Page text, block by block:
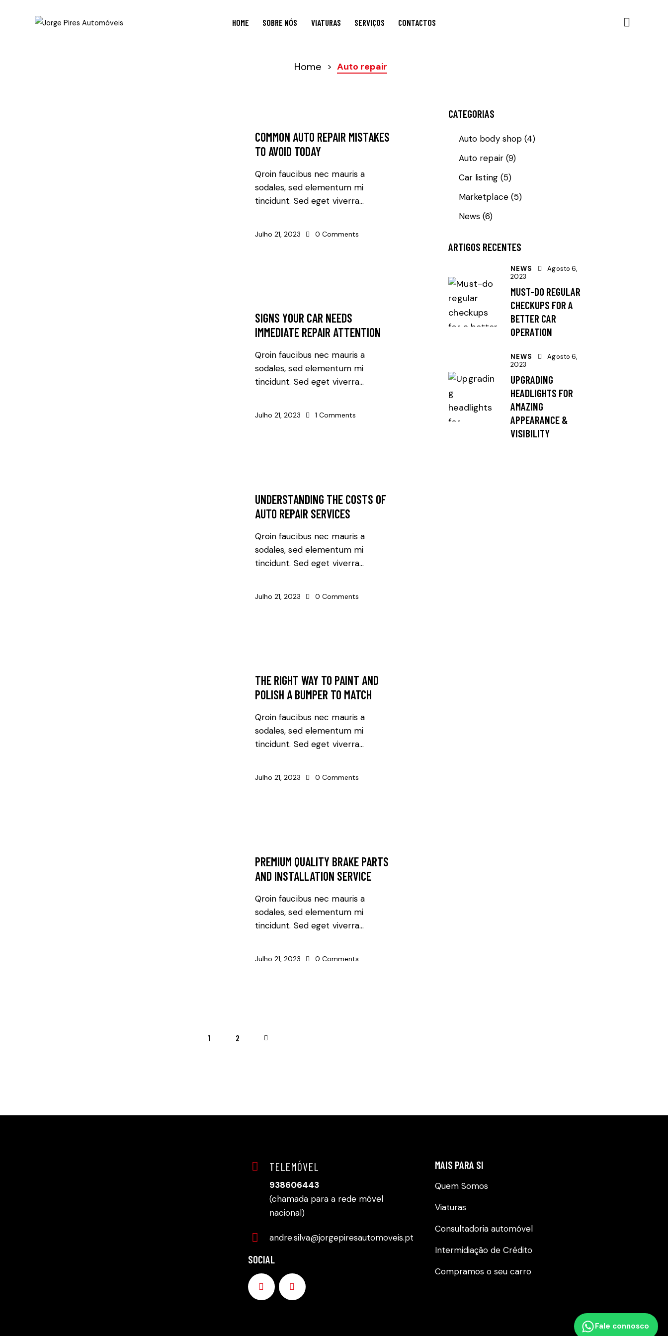
HOME SOBRE NÓS VIATURAS SERVIÇOS CONTACTOS
SOBRE NÓS VIATURAS SERVIÇOS
Home > Auto repair
COMMON AUTO REPAIR MISTAKES
TO AVOID TODAY
Qroin faucibus nec mauris a
sodales, sed elementum mi
tincidunt. Sed eget viverra…
Julho 21, 2023 0 Comments
SIGNS YOUR CAR NEEDS
IMMEDIATE REPAIR ATTENTION
Qroin faucibus nec mauris a
sodales, sed elementum mi
tincidunt. Sed eget viverra…
Julho 21, 2023 1 Comments
UNDERSTANDING THE COSTS OF
AUTO REPAIR SERVICES
Qroin faucibus nec mauris a
sodales, sed elementum mi
tincidunt. Sed eget viverra…
Julho 21, 2023 0 Comments
THE RIGHT WAY TO PAINT AND
POLISH A BUMPER TO MATCH
Qroin faucibus nec mauris a
sodales, sed elementum mi
tincidunt. Sed eget viverra…
Julho 21, 2023 0 Comments
PREMIUM QUALITY BRAKE PARTS
AND INSTALLATION SERVICE
Qroin faucibus nec mauris a
sodales, sed elementum mi
tincidunt. Sed eget viverra…
Julho 21, 2023 0 Comments
1 2
CATEGORIAS
Auto body shop (4)
Auto repair(9)
Car listing(5)
Marketplace(5)
News (6)
ARTIGOS RECENTES
NEWS
Agosto 6,
2023
MUST-DO REGULAR
CHECKUPS FOR A
BETTER CAR
OPERATION
NEWS
Agosto 6,
2023
UPGRADING
HEADLIGHTS FOR
AMAZING
APPEARANCE &
VISIBILITY
TELEMÓVEL
938606443
(chamada para a rede móvel
nacional)
andre.silva@jorgepiresautomoveis.pt
SOCIAL
MAIS PARA SI
Quem Somos
Viaturas
Consultadoria automóvel
Intermidiação de Crédito
Compramos o seu carro
Fale connosco